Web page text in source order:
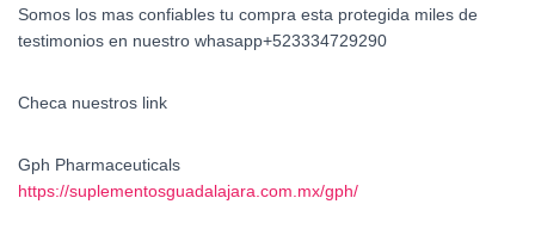
Somos los mas confiables tu compra esta protegida miles de
testimonios en nuestro whasapp+523334729290
Checa nuestros link
Gph Pharmaceuticals
https://suplementosguadalajara.com.mx/gph/